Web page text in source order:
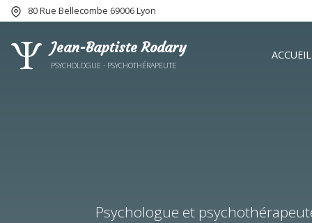
80 Rue Bellecombe 69006 Lyon
Ψ Jean-Baptiste Rodary
PSYCHOLOGUE - PSYCHOTHÉRAPEUTE
ACCUEIL
Psychologue et